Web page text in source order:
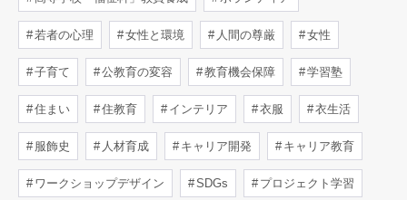
若者の心理 女性と環境 人間の尊厳 女性
子育て 公教育の変容 教育機会保障 学習塾
住まい 住教育 インテリア 衣服 衣生活
服飾史 人材育成 キャリア開発 キャリア教育
ワークショップデザイン SDGs プロジェクト学習